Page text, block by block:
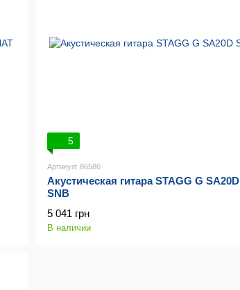
5
Артикул: 86586
Акустическая гитара STAGG G SA20D
SNB
5 041 грн
В наличии